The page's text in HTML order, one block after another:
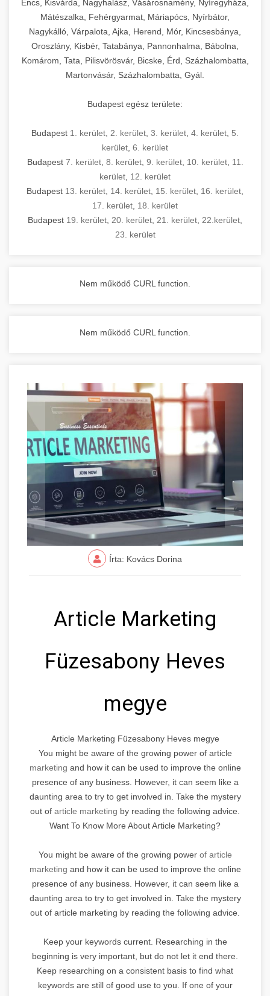
Encs, Kisvárda, Nagyhalász, Vásárosnamény, Nyíregyháza,
Mátészalka, Fehérgyarmat, Máriapócs, Nyírbátor,
Nagykálló, Várpalota, Ajka, Herend, Mór, Kincsesbánya,
Oroszlány, Kisbér, Tatabánya, Pannonhalma, Bábolna,
Komárom, Tata, Pilisvörösvár, Bicske, Érd, Százhalombatta,
Martonvásár, Százhalombatta, Gyál.
Budapest egész területe:
Budapest 1. kerület 2. kerület 3. kerület 4. kerület 5.
kerület 6. kerület
Budapest 7. kerület, 8. kerület, 9. kerület, 10. kerület, 11.
kerület 12. kerület
Budapest 13. kerület 14. kerület 15. kerület 16. kerület
17. kerület 18. kerület
Budapest 19. kerület 20. kerület 21. kerület 22.kerület
23. kerület
Nem működő CURL function.
Nem működő CURL function.
Írta: Kovács Dorina
Article Marketing
Füzesabony Heves
megye
Article Marketing Füzesabony Heves megye
You might be aware of the growing power of article
marketing and how it can be used to improve the online
presence of any business. However, it can seem like a
daunting area to try to get involved in. Take the mystery
out of article marketing by reading the following advice.
Want To Know More About Article Marketing?
You might be aware of the growing power of article
marketing and how it can be used to improve the online
presence of any business. However, it can seem like a
daunting area to try to get involved in. Take the mystery
out of article marketing by reading the following advice.
Keep your keywords current. Researching in the
beginning is very important, but do not let it end there.
Keep researching on a consistent basis to find what
keywords are still of good use to you. If one of your